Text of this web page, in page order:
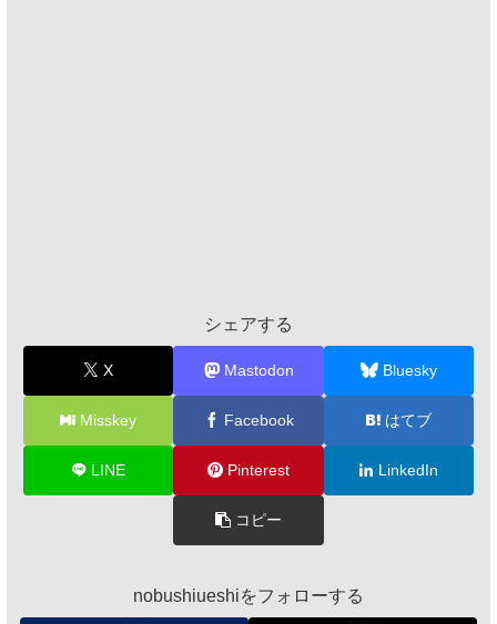
シェアする
X Mastodon Bluesky
Misskey Facebook はてブ
LINE Pinterest LinkedIn
コピー
nobushiueshiをフォローする